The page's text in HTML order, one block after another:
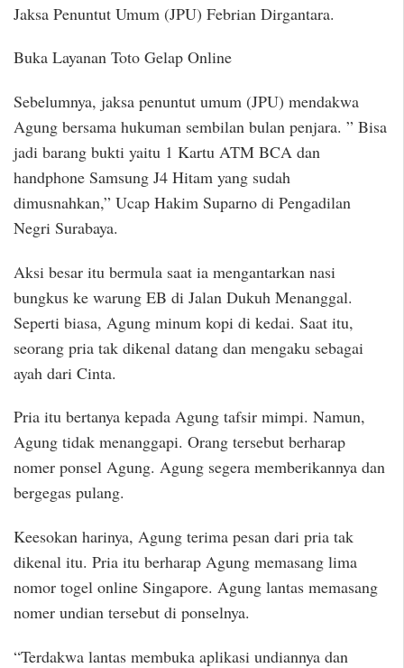
Jaksa Penuntut Umum (JPU) Febrian Dirgantara.
Buka Layanan Toto Gelap Online
Sebelumnya, jaksa penuntut umum (JPU) mendakwa
Agung bersama hukuman sembilan bulan penjara. ” Bisa
jadi barang bukti yaitu 1 Kartu ATM BCA dan
handphone Samsung J4 Hitam yang sudah
dimusnahkan,” Ucap Hakim Suparno di Pengadilan
Negri Surabaya.
Aksi besar itu bermula saat ia mengantarkan nasi
bungkus ke warung EB di Jalan Dukuh Menanggal.
Seperti biasa, Agung minum kopi di kedai. Saat itu,
seorang pria tak dikenal datang dan mengaku sebagai
ayah dari Cinta.
Pria itu bertanya kepada Agung tafsir mimpi. Namun,
Agung tidak menanggapi. Orang tersebut berharap
nomer ponsel Agung. Agung segera memberikannya dan
bergegas pulang.
Keesokan harinya, Agung terima pesan dari pria tak
dikenal itu. Pria itu berharap Agung memasang lima
nomor togel online Singapore. Agung lantas memasang
nomer undian tersebut di ponselnya.
“Terdakwa lantas membuka aplikasi undiannya dan